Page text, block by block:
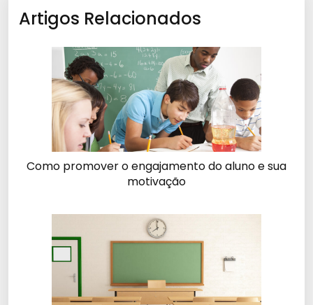
Artigos Relacionados
Como promover o engajamento do aluno e sua
motivação